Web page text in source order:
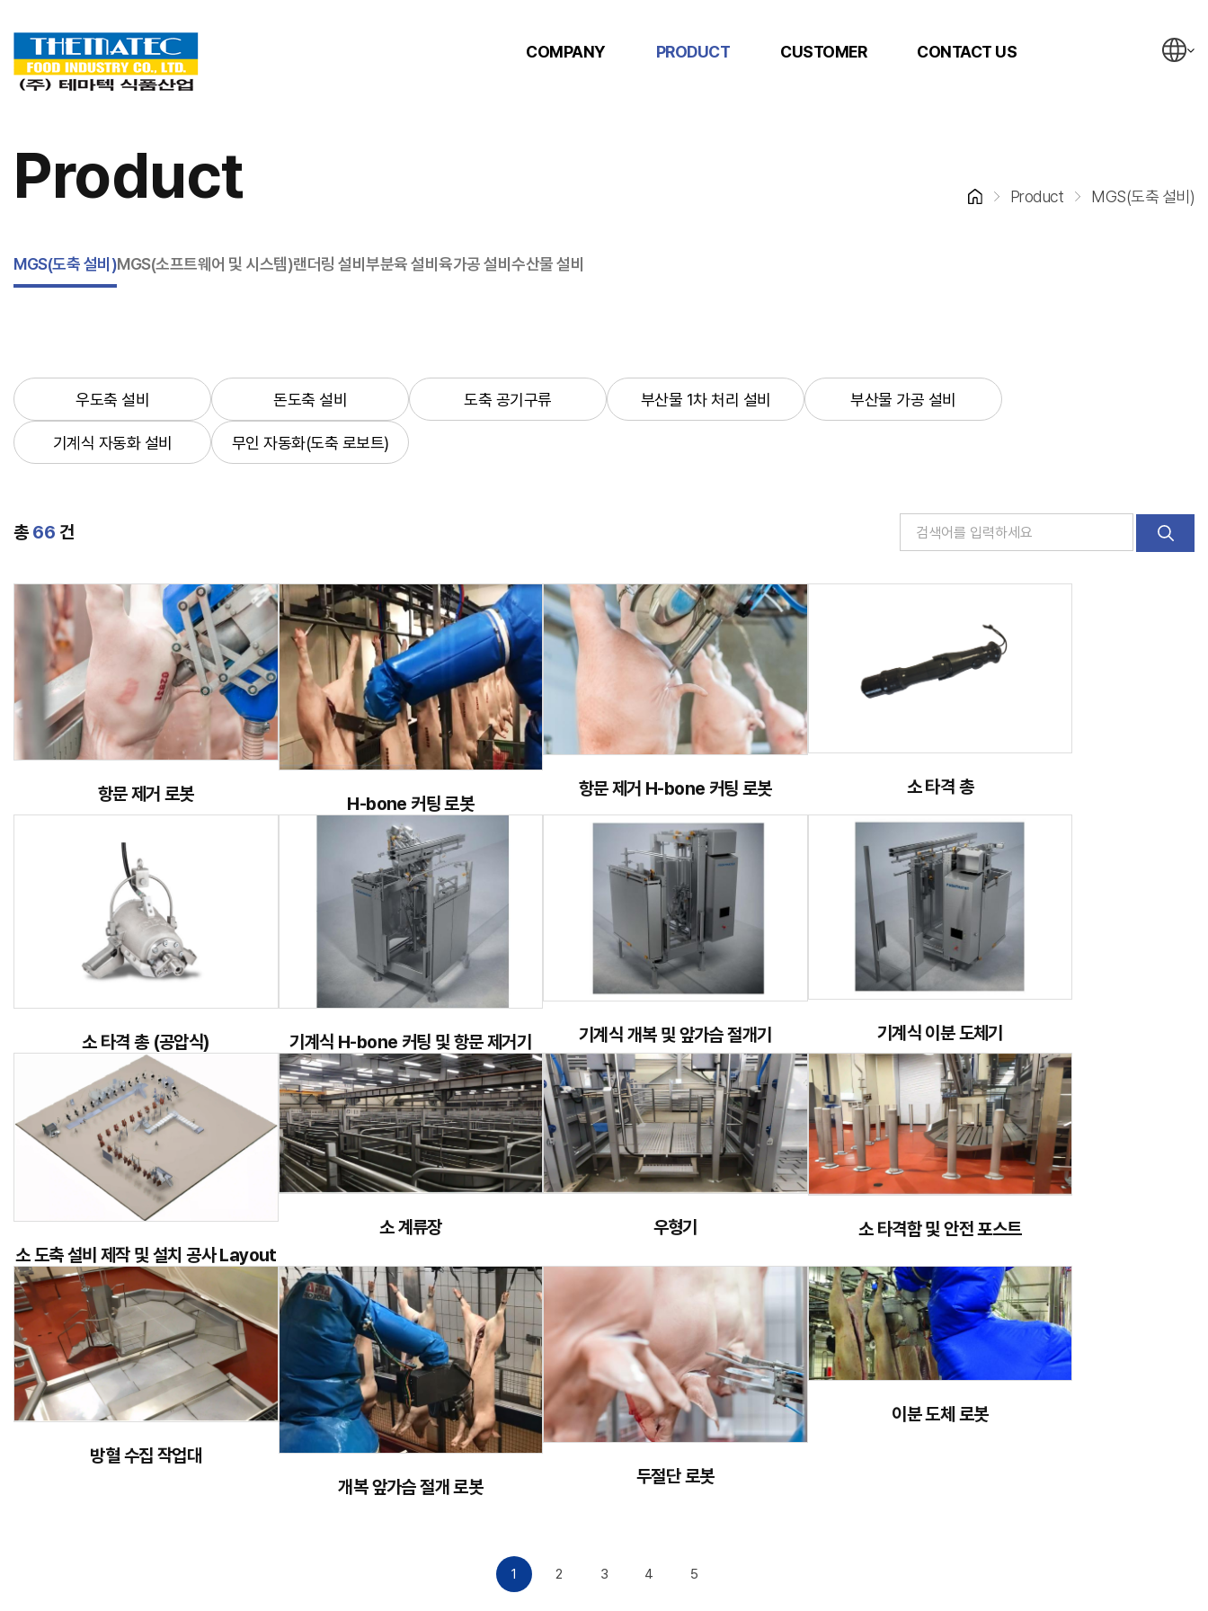
COMPANY PRODUCT CUSTOMER CONTACT US
Product MGS(도축 설비)
Product
MGS(도축 설비)MGS(소프트웨어 및 시스템)랜더링 설비 부분육 설비 육가공 설비 수산물 설비
우도축 설비 돈도축 설비 도축 공기구류 부산물 1차 처리 설비 부산물 가공 설비
기계식 자동화 설비 무인 자동화(도축 로보트)
총 66 건
항문 제거 로봇 H-bone 커팅 로봇
항문 제거 H-bone 커팅 로봇 소 타격 총
소 타격 총 (공압식) 기계식 H-bone 커팅 및 항문 제거기 기계식 개복 및 앞가슴 절개기 기계식 이분 도체기
소 도축 설비 제작 및 설치 공사 Layout
소 계류장 우형기 소 타격함 및 안전 포스트
방혈 수집 작업대
개복 앞가슴 절개 로봇
두절단 로봇
이분 도체 로봇
1 2 3 4 5